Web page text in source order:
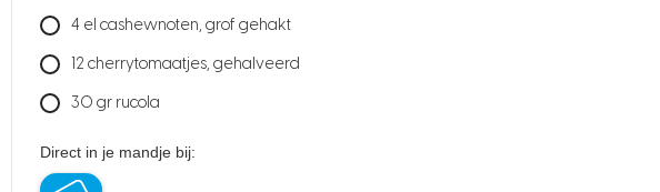
4 el cashewnoten, grof gehakt
12 cherrytomaatjes, gehalveerd
30 gr rucola
Direct in je mandje bij: